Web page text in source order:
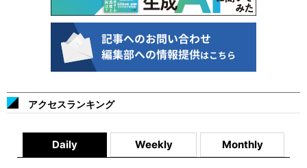
アクセスランキング
Daily Weekly Monthly